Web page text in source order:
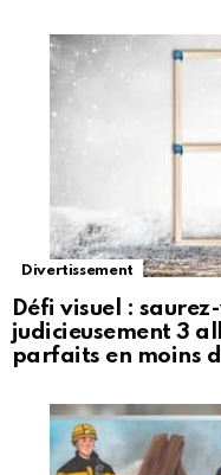
Divertissement
Défi visuel :
judicieusement 3
parfaits en moins